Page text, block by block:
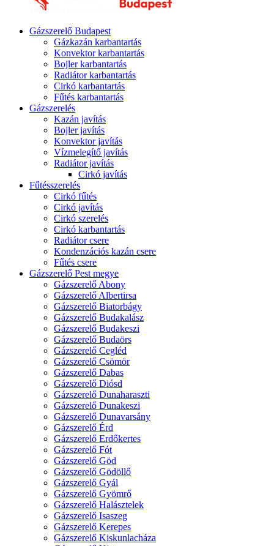
Gázszerelő Budapest
Gázkazán karbantartás
Konvektor karbantartás
Bojler karbantartás
Radiátor karbantartás
Cirkó karbantartás
Fűtés karbantartás
Gázszerelés
Kazán javítás
Bojler javítás
Konvektor javítás
Vízmelegítő javítás
Radiátor javítás
Cirkó javítás
Fűtésszerelés
Cirkó fűtés
Cirkó javítás
Cirkó szerelés
Cirkó karbantartás
Radiátor csere
Kondenzációs kazán csere
Fűtés csere
Gázszerelő Pest megye
Gázszerelő Abony
Gázszerelő Albertirsa
Gázszerelő Biatorbágy
Gázszerelő Budakalász
Gázszerelő Budakeszi
Gázszerelő Budaörs
Gázszerelő Cegléd
Gázszerelő Csömör
Gázszerelő Dabas
Gázszerelő Diósd
Gázszerelő Dunaharaszti
Gázszerelő Dunakeszi
Gázszerelő Dunavarsány
Gázszerelő Érd
Gázszerelő Erdőkertes
Gázszerelő Fót
Gázszerelő Göd
Gázszerelő Gödöllő
Gázszerelő Gyál
Gázszerelő Gyömrő
Gázszerelő Halásztelek
Gázszerelő Isaszeg
Gázszerelő Kerepes
Gázszerelő Kiskunlacháza